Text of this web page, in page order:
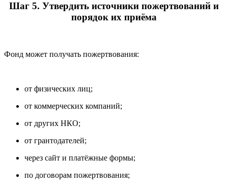
Шаг 5. Утвердить источники пожертвований и
порядок их приёма
Фонд может получать пожертвования:
от физических лиц;
от коммерческих компаний;
от других НКО;
от грантодателей;
через сайт и платёжные формы;
по договорам пожертвования;